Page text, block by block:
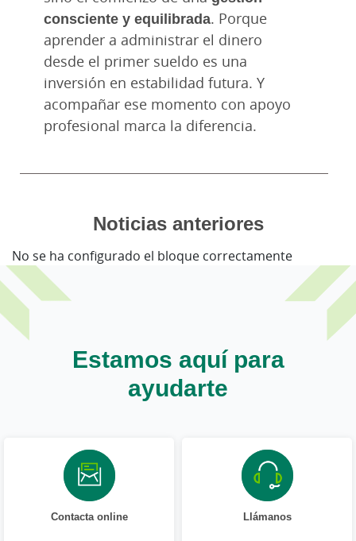
consciente y equilibrada. Porque
aprender a administrar el dinero
desde el primer sueldo es una
inversión en estabilidad futura. Y
acompañar ese momento con apoyo
profesional marca la diferencia.
Noticias anteriores
No se ha configurado el bloque correctamente
Estamos aquí para
ayudarte
Contacta online Llámanos